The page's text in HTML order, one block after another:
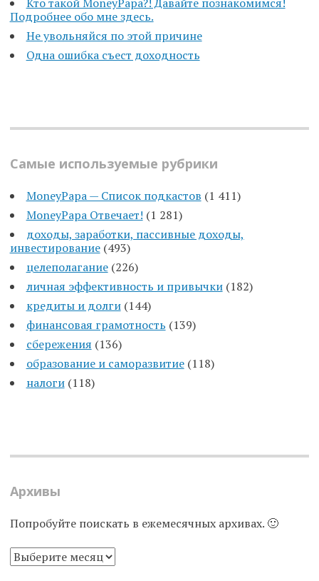
Подробнее обо мне здесь.
Не увольняйся по этой причине
Одна ошибка съест доходность
Самые используемые рубрики
MoneyPapa — Список подкастов (1 411)
MoneyPapa Отвечает! (1 281)
доходы, заработки, пассивные доходы,
инвестирование(493)
целеполагание(226)
личная эффективность и привычки(182)
кредиты и долги(144)
финансовая грамотность (139)
сбережения (136)
образование и саморазвитие(118)
налоги(118)
Архивы
Попробуйте поискать в ежемесячных архивах. 🙂
АРХИВЫ